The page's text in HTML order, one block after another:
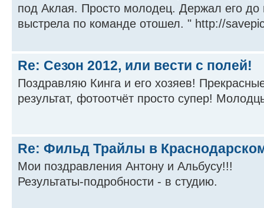
под Аклая. Просто молодец. Держал его
выстрела по команде отошел. " http://
Re: Сезон 2012, или вести с полей!
Поздравляю Кинга и его хозяев!
результат, фотоотчёт просто супер!
Re: Фильд Трайлы в
Мои поздравления Антону и Альбусу!!!
Результаты-подробности - в студию.